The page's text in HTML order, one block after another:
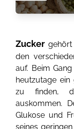
Zucker
den
auf. Beim
heutzutage
zu finden,
auskommen.
Glukose und
seines